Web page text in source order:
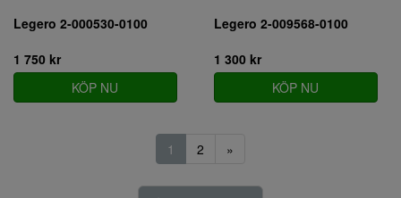
Legero 2-000530-0100
1 750 kr
KÖP NU
Legero 2-009568-0100
1 300 kr
KÖP NU
1 2 »